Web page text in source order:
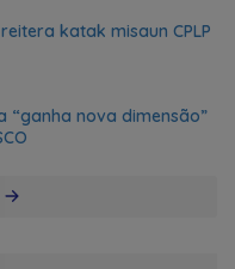
katak misaun CPLP
“ganha nova dimensão”